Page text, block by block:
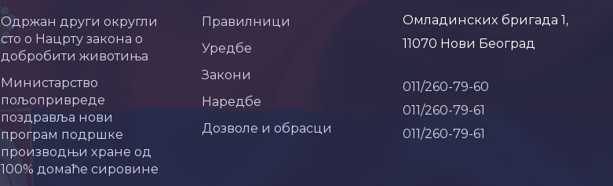
Одржан други округли
сто о Нацрту закона о
добробити животиња
Министарство
пољопривреде
поздравља нови
програм подршке
производњи хране од
100% домаће сировине
Правилници
Уредбе
Закони
Наредбе
Дозволе и обрасци
Омладинских бригада 1,
11070 Нови Београд
011/260-79-60
011/260-79-61
011/260-79-61